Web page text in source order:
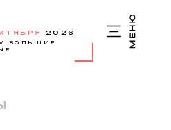
2026
БОЛЬШИЕ